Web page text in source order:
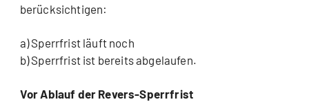
berücksichtigen:
a) Sperrfrist läuft noch
b) Sperrfrist ist bereits abgelaufen.
Vor Ablauf der Revers-Sperrfrist